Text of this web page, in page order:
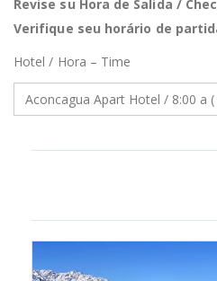
Revise su Hora de Salida /
Verifique seu horário de
Hotel / Hora – Time